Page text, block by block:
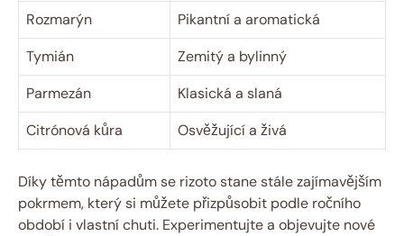
Rozmarýn
Pikantní a aromatická
Tymián
Zemitý a bylinný
Parmezán
Klasická a slaná
Citrónová kůra
Osvěžující a živá
Díky těmto nápadům se rizoto stane stále zajímavějším
pokrmem, který si můžete přizpůsobit podle ročního
období i vlastní chuti. Experimentujte a objevujte nové